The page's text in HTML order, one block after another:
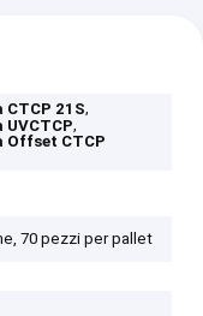
21S,
,
Offset CTCP
70 pezzi per pallet